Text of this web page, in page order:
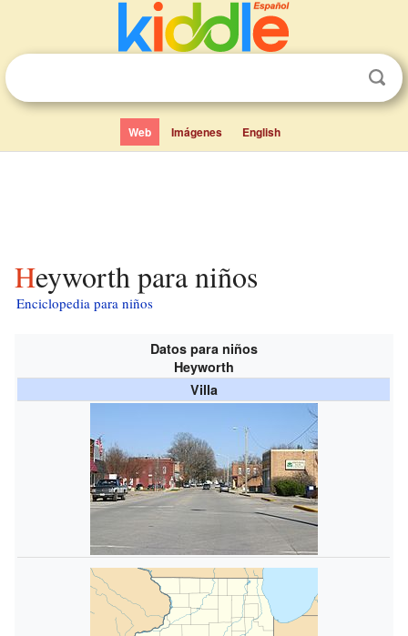
Web Imágenes English
Heyworth para niños
Enciclopedia para niños
Datos para niños
Heyworth
Villa